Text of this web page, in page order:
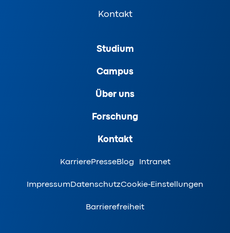
Kontakt
Studium
Campus
Über uns
Forschung
Kontakt
KarrierePresseBlog Intranet
ImpressumDatenschutzCookie-Einstellungen
Barrierefreiheit